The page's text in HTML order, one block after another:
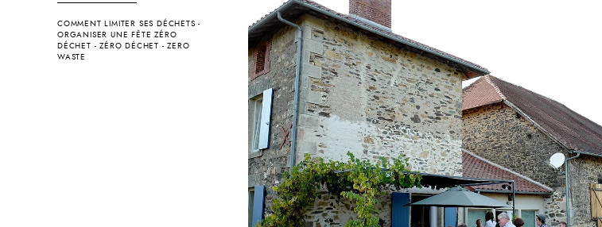
COMMENT LIMITER SES DÉCHETS -
ORGANISER UNE FÊTE ZÉRO
DÉCHET -ZÉRO DÉCHET -ZERO
WASTE